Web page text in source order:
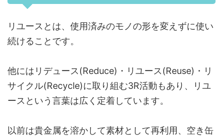
リユースとは、使用済みのモノの形を変えずに使い
続けることです。
他にはリデュース(Reduce)・リユース(Reuse)・リ
サイクル(Recycle)に取り組む3R活動もあり、リユ
ースという言葉は広く定着しています。
以前は貴金属を溶かして素材として再利用、空き缶